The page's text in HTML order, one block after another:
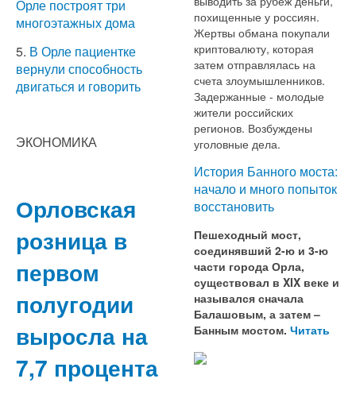
Орле построят три
многоэтажных дома
5. В Орле пациентке
вернули способность
двигаться и говорить
ЭКОНОМИКА
Орловская
розница в
первом
полугодии
выросла на
7,7 процента
похищенные у россиян.
Жертвы обмана покупали
криптовалюту, которая
затем отправлялась на
счета злоумышленников.
Задержанные - молодые
жители российских
регионов. Возбуждены
уголовные дела.
История Банного моста:
начало и много попыток
восстановить
Пешеходный мост,
соединявший 2-ю и 3-ю
части города Орла,
существовал в XIX веке и
назывался сначала
Балашовым, а затем –
Банным мостом. Читать